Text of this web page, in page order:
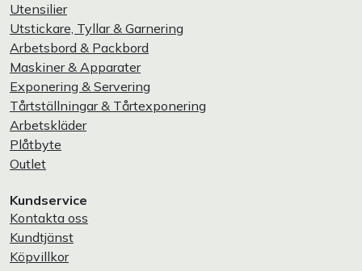
Utensilier
Utstickare, Tyllar & Garnering
Arbetsbord & Packbord
Maskiner & Apparater
Exponering & Servering
Tårtställningar & Tårtexponering
Arbetskläder
Plåtbyte
Outlet
Kundservice
Kontakta oss
Kundtjänst
Köpvillkor